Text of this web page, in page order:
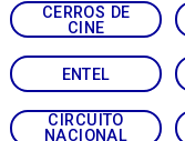
CERROS DE
CINE
ENTEL
CIRCUITO
NACIONAL